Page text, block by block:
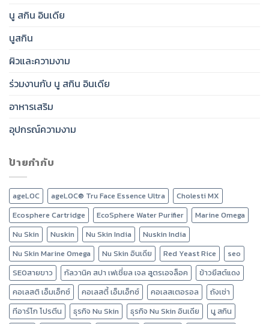
นู สกิน อินเดีย
นูสกิน
ผิวและความงาม
ร่วมงานกับ นู สกิน อินเดีย
อาหารเสริม
อุปกรณ์ความงาม
ป้ายกำกับ
ageLOC ageLOC® Tru Face Essence Ultra
Cholesti MX
Ecosphere Cartridge
EcoSphere Water Purifier
Marine Omega
Nu Skin
Nuskin Nu Skin India
Nuskin India
Nu Skin Marine Omega
Nu Skin อินเดีย Red Yeast Rice
seo
SEOสายขาว
กัลวานิค สปา เฟเชี่ยล เจล สูตรเอจล็อค
ข้าวยีสต์แดง
คอเลสติ เอ็มเอ็กซ์
คอเลสตี้ เอ็มเอ็กซ์ คอเลสเตอรอล
ถังเช่า
ทีอาร์โก โปรตีน
ธุรกิจ Nu Skin ธุรกิจ Nu Skin อินเดีย
นู สกิน